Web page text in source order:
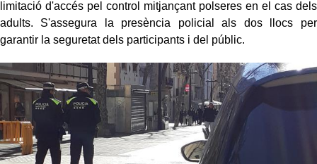
limitació d'accés pel control mitjançant polseres en el cas dels
adults. S'assegura la presència policial als dos llocs per
garantir la seguretat dels participants i del públic.